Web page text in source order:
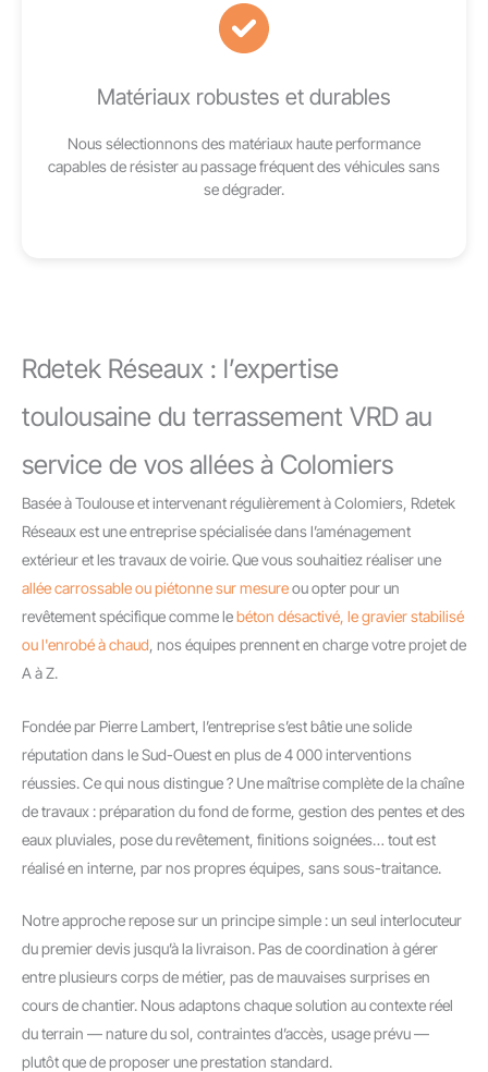
Matériaux robustes et durables
Nous sélectionnons des matériaux haute performance
capables de résister au passage fréquent des véhicules sans
se dégrader.
Rdetek Réseaux : l’expertise
toulousaine du terrassement VRD au
service de vos allées à Colomiers
Basée à Toulouse et intervenant régulièrement à Colomiers, Rdetek
Réseaux est une entreprise spécialisée dans l’aménagement
extérieur et les travaux de voirie. Que vous souhaitiez réaliser une
allée carrossable ou piétonne sur mesureou opter pour un
revêtement spécifique comme lebéton désactivé, le gravier stabilisé
ou l'enrobé à chaud , nos équipes prennent en charge votre projet de
A à Z.
Fondée par Pierre Lambert, l’entreprise s’est bâtie une solide
réputation dans le Sud-Ouest en plus de 4 000 interventions
réussies. Ce qui nous distingue ? Une maîtrise complète de la chaîne
de travaux : préparation du fond de forme, gestion des pentes et des
eaux pluviales, pose du revêtement, finitions soignées… tout est
réalisé en interne, par nos propres équipes, sans sous-traitance.
Notre approche repose sur un principe simple : un seul interlocuteur
du premier devis jusqu’à la livraison. Pas de coordination à gérer
entre plusieurs corps de métier, pas de mauvaises surprises en
cours de chantier. Nous adaptons chaque solution au contexte réel
du terrain — nature du sol, contraintes d’accès, usage prévu —
plutôt que de proposer une prestation standard.